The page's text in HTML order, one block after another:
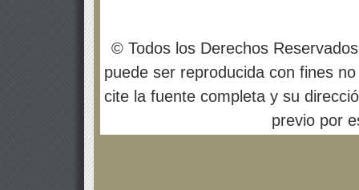
© Todos los Derechos
puede ser reproducida con fines
cite la fuente completa y su
previo por